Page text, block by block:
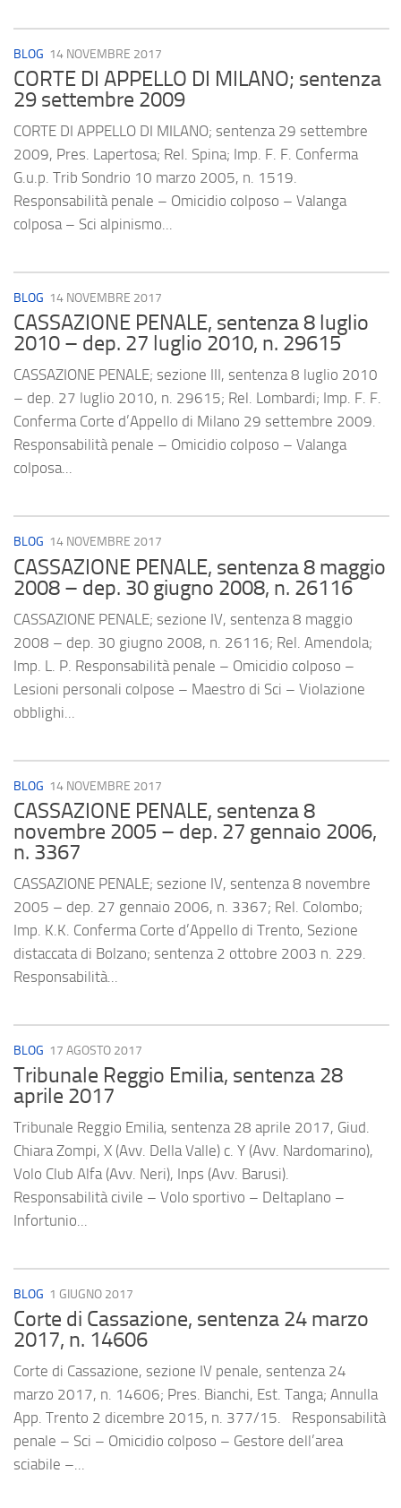
BLOG 14 NOVEMBRE 2017
CORTE DI APPELLO DI MILANO; sentenza
29 settembre 2009
CORTE DI APPELLO DI MILANO; sentenza 29 settembre
2009, Pres. Lapertosa; Rel. Spina; Imp. F. F. Conferma
G.u.p. Trib Sondrio 10 marzo 2005, n. 1519.
Responsabilità penale – Omicidio colposo – Valanga
colposa – Sci alpinismo...
BLOG 14 NOVEMBRE 2017
CASSAZIONE PENALE, sentenza 8 luglio
2010 – dep. 27 luglio 2010, n. 29615
CASSAZIONE PENALE; sezione III, sentenza 8 luglio 2010
– dep. 27 luglio 2010, n. 29615; Rel. Lombardi; Imp. F. F.
Conferma Corte d’Appello di Milano 29 settembre 2009.
Responsabilità penale – Omicidio colposo – Valanga
colposa...
BLOG 14 NOVEMBRE 2017
CASSAZIONE PENALE, sentenza 8 maggio
2008 – dep. 30 giugno 2008, n. 26116
CASSAZIONE PENALE; sezione IV, sentenza 8 maggio
2008 – dep. 30 giugno 2008, n. 26116; Rel. Amendola;
Imp. L. P. Responsabilità penale – Omicidio colposo –
Lesioni personali colpose – Maestro di Sci – Violazione
obblighi...
BLOG 14 NOVEMBRE 2017
CASSAZIONE PENALE, sentenza 8
novembre 2005 – dep. 27 gennaio 2006,
n. 3367
CASSAZIONE PENALE; sezione IV, sentenza 8 novembre
2005 – dep. 27 gennaio 2006, n. 3367; Rel. Colombo;
Imp. K.K. Conferma Corte d’Appello di Trento, Sezione
distaccata di Bolzano; sentenza 2 ottobre 2003 n. 229.
Responsabilità...
BLOG 17 AGOSTO 2017
Tribunale Reggio Emilia, sentenza 28
aprile 2017
Tribunale Reggio Emilia, sentenza 28 aprile 2017, Giud.
Chiara Zompi, X (Avv. Della Valle) c. Y (Avv. Nardomarino),
Volo Club Alfa (Avv. Neri), Inps (Avv. Barusi).
Responsabilità civile – Volo sportivo – Deltaplano –
Infortunio...
BLOG 1 GIUGNO 2017
Corte di Cassazione, sentenza 24 marzo
2017, n. 14606
Corte di Cassazione, sezione IV penale, sentenza 24
marzo 2017, n. 14606; Pres. Bianchi, Est. Tanga; Annulla
App. Trento 2 dicembre 2015, n. 377/15. Responsabilità
penale – Sci – Omicidio colposo – Gestore dell’area
sciabile –...